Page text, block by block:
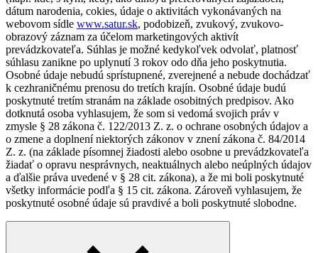
dátum narodenia, cokies, údaje o aktivitách vykonávaných na
webovom sídle www.satur.sk, podobizeň, zvukový, zvukovo-
obrazový záznam za účelom marketingových aktivít
prevádzkovateľa. Súhlas je možné kedykoľvek odvolať, platnosť
súhlasu zanikne po uplynutí 3 rokov odo dňa jeho poskytnutia.
Osobné údaje nebudú sprístupnené, zverejnené a nebude dochádzať
k cezhraničnému prenosu do tretích krajín. Osobné údaje budú
poskytnuté tretím stranám na základe osobitných predpisov. Ako
dotknutá osoba vyhlasujem, že som si vedomá svojich práv v
zmysle § 28 zákona č. 122/2013 Z. z. o ochrane osobných údajov a
o zmene a doplnení niektorých zákonov v znení zákona č. 84/2014
Z. z. (na základe písomnej žiadosti alebo osobne u prevádzkovateľa
žiadať o opravu nesprávnych, neaktuálnych alebo neúplných údajov
a ďalšie práva uvedené v § 28 cit. zákona), a že mi boli poskytnuté
všetky informácie podľa § 15 cit. zákona. Zároveň vyhlasujem, že
poskytnuté osobné údaje sú pravdivé a boli poskytnuté slobodne.